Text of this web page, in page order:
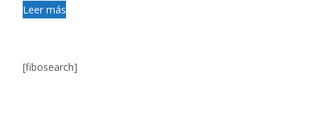
Leer más
[fibosearch]